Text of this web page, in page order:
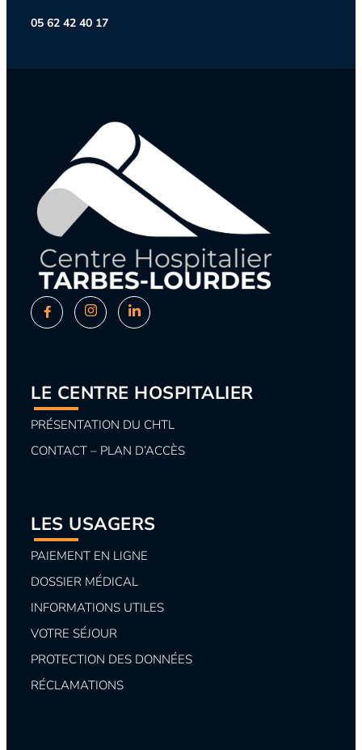
05 62 42 40 17
LE CENTRE HOSPITALIER
PRÉSENTATION DU CHTL
CONTACT – PLAN D’ACCÈS
LES USAGERS
PAIEMENT EN LIGNE
DOSSIER MÉDICAL
INFORMATIONS UTILES
VOTRE SÉJOUR
PROTECTION DES DONNÉES
RÉCLAMATIONS